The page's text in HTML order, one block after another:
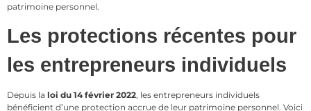
patrimoine personnel.
Les protections récentes pour
les entrepreneurs individuels
Depuis la loi du 14 février 2022, les entrepreneurs individuels
bénéficient d’une protection accrue de leur patrimoine personnel. Voici